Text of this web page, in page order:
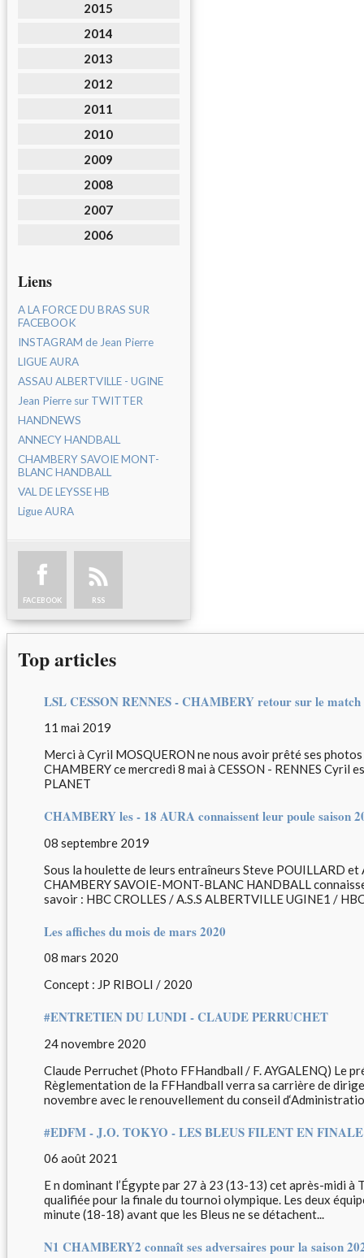
2015
2014
2013
2012
2011
2010
2009
2008
2007
2006
Liens
A LA FORCE DU BRAS SUR
FACEBOOK
INSTAGRAM de Jean Pierre
LIGUE AURA
ASSAU ALBERTVILLE - UGINE
Jean Pierre sur TWITTER
HANDNEWS
ANNECY HANDBALL
CHAMBERY SAVOIE MONT-
BLANC HANDBALL
VAL DE LEYSSE HB
Ligue AURA
FACEBOOK RSS
Top articles
LSL CESSON RENNES - CHAMBERY retour sur le
11 mai 2019
Merci à Cyril MOSQUERON ne nous avoir prêté ses
CHAMBERY ce mercredi 8 mai à CESSON - RENNES Cyril
PLANET
CHAMBERY les - 18 AURA connaissent leur poule saison
08 septembre 2019
Sous la houlette de leurs entraîneurs Steve POUILLARD et
CHAMBERY SAVOIE-MONT-BLANC HANDBALL
savoir : HBC CROLLES / A.S.S ALBERTVILLE UGINE1 /
Les affiches du mois de mars 2020
08 mars 2020
Concept : JP RIBOLI / 2020
#ENTRETIEN DU LUNDI - CLAUDE PERRUCHET
24 novembre 2020
Claude Perruchet (Photo FFHandball / F. AYGALENQ) Le
Règlementation de la FFHandball verra sa carrière de
novembre avec le renouvellement du conseil
#EDFM - J.O. TOKYO - LES BLEUS FILENT EN
06 août 2021
E n dominant l’Égypte par 27 à 23 (13-13) cet après-midi à
qualifiée pour la finale du tournoi olympique. Les deux
minute (18-18) avant que les Bleus ne se détachent...
N1 CHAMBERY2 connaît ses adversaires pour la saison